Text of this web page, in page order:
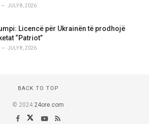
JULY 8, 2026
Licencë për Ukrainën të prodhojë
“Patriot”
JULY 8, 2026
BACK TO TOP
© 2024 24ore.com